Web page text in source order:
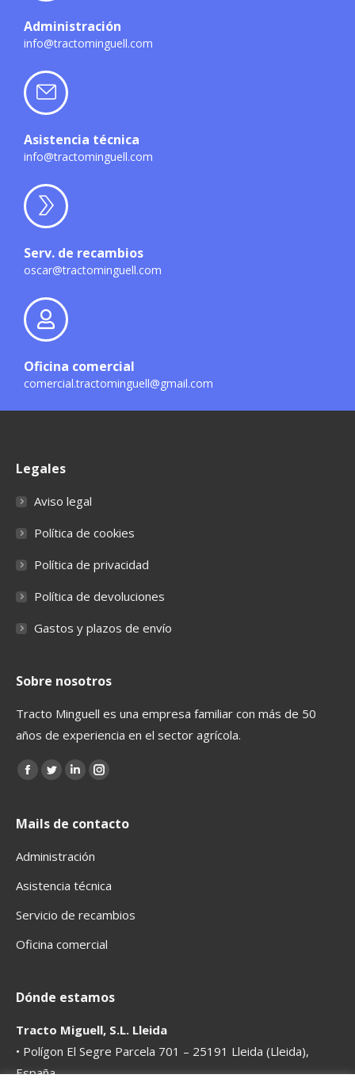
Administración
info@tractominguell.com
Asistencia técnica
info@tractominguell.com
Serv. de recambios
oscar@tractominguell.com
Oficina comercial
comercial.tractominguell@gmail.com
Legales
Aviso legal
Política de cookies
Política de privacidad
Política de devoluciones
Gastos y plazos de envío
Sobre nosotros
Tracto Minguell es una empresa familiar con más de 50
años de experiencia en el sector agrícola.
Encuéntranos en:
Mails de contacto
Administración
Asistencia técnica
Servicio de recambios
Oficina comercial
Dónde estamos
Tracto Miguell, S.L. Lleida
• Polígon El Segre Parcela 701 – 25191 Lleida (Lleida),
España.